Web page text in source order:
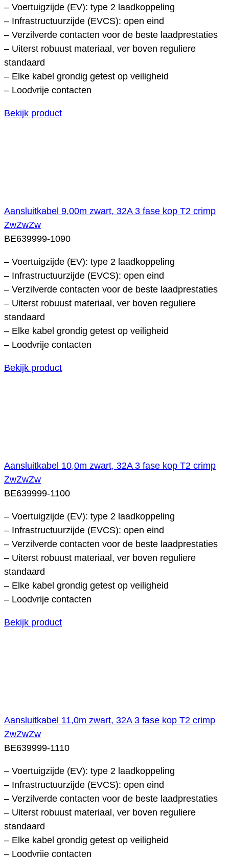
– Voertuigzijde (EV): type 2 laadkoppeling
– Infrastructuurzijde (EVCS): open eind
– Verzilverde contacten voor de beste laadprestaties
– Uiterst robuust materiaal, ver boven reguliere
standaard
– Elke kabel grondig getest op veiligheid
– Loodvrije contacten
Bekijk product
Aansluitkabel 9,00m zwart, 32A 3 fase kop T2 crimp
ZwZwZw
BE639999-1090
– Voertuigzijde (EV): type 2 laadkoppeling
– Infrastructuurzijde (EVCS): open eind
– Verzilverde contacten voor de beste laadprestaties
– Uiterst robuust materiaal, ver boven reguliere
standaard
– Elke kabel grondig getest op veiligheid
– Loodvrije contacten
Bekijk product
Aansluitkabel 10,0m zwart, 32A 3 fase kop T2 crimp
ZwZwZw
BE639999-1100
– Voertuigzijde (EV): type 2 laadkoppeling
– Infrastructuurzijde (EVCS): open eind
– Verzilverde contacten voor de beste laadprestaties
– Uiterst robuust materiaal, ver boven reguliere
standaard
– Elke kabel grondig getest op veiligheid
– Loodvrije contacten
Bekijk product
Aansluitkabel 11,0m zwart, 32A 3 fase kop T2 crimp
ZwZwZw
BE639999-1110
– Voertuigzijde (EV): type 2 laadkoppeling
– Infrastructuurzijde (EVCS): open eind
– Verzilverde contacten voor de beste laadprestaties
– Uiterst robuust materiaal, ver boven reguliere
standaard
– Elke kabel grondig getest op veiligheid
– Loodvrije contacten